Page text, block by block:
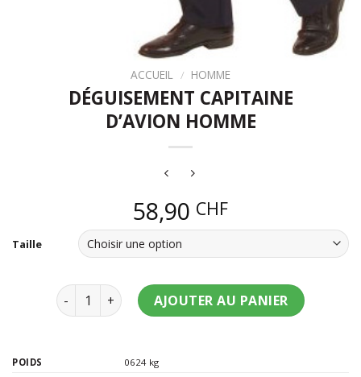
ACCUEIL / HOMME
DÉGUISEMENT CAPITAINE
D’AVION HOMME
58,90 CHF
Taille
quantité de Déguisement capitaine d'avion homme
AJOUTER AU PANIER
POIDS
0624 kg